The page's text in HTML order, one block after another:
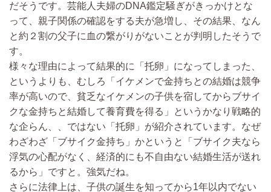
だそうです。芸能人夫婦のDNA鑑定騒ぎがきっかけとな
って、親子関係の確認をする夫が急増し、その結果、なん
と約２割の父子に血の繋がりがないことが判明したそうで
す。
様々な理由によって結果的に「托卵」になってしまった、
というよりも、むしろ「イケメンで金持ちとの結婚は競争
率が高いので、貧乏なイケメンの子供を宿してからブサイ
クな金持ちと結婚して養育費を得る」というかなり戦略的
な企らん、、ではない「托卵」が紹介されています。なぜ
わざわざ「ブサイク金持ち」かというと「ブサイク夫なら
浮気の心配がなく、経済的にも不自由ない結婚生活が送れ
るから」ですと。強気だね。
さらに法律上は、子供の誕生を知ってから1年以内でない